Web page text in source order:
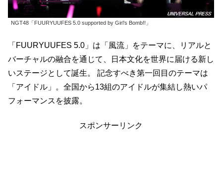
NGT48「FUURYUUFES 5.0 supported by Girl’s Bomb!!」
「FUURYUUFES 5.0」は「風流」をテーマに、リアルと
バーチャルの融合を通じて、日本文化を世界に届ける新し
いステージとして誕生。 記念すべき第一回目のテーマは
「アイドル」。全国から13組のアイドルが集結し熱いパ
フォーマンスを披露。
スポンサーリンク